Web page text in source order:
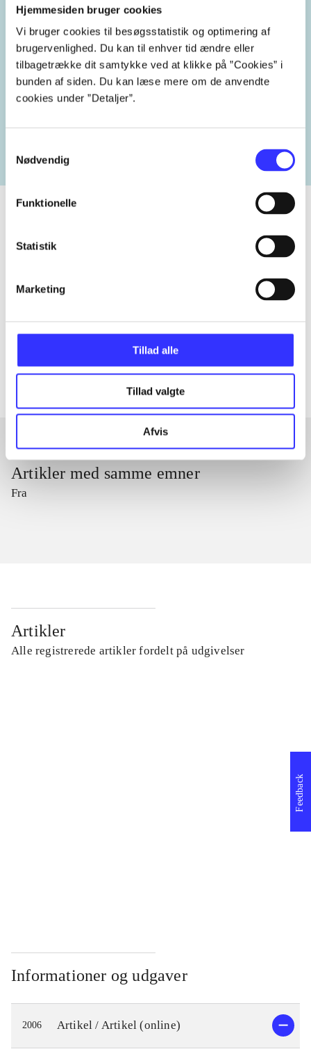
Hjemmesiden bruger cookies
Vi bruger cookies til besøgsstatistik og optimering af
brugervenlighed. Du kan til enhver tid ændre eller
tilbagetrække dit samtykke ved at klikke på ”Cookies” i
bunden af siden. Du kan læse mere om de anvendte
cookies under ”Detaljer”.
Nødvendig
Funktionelle
Statistik
Marketing
Tillad alle
Tillad valgte
Afvis
tennis Wimbledon Championships
Lignende emneord
Tidsskrift
handler ofte om
Artikler med samme emner
Fra
Artikler
Alle registrerede artikler fordelt på udgivelser
Informationer og udgaver
2006 Artikel / Artikel (online)
Feedback